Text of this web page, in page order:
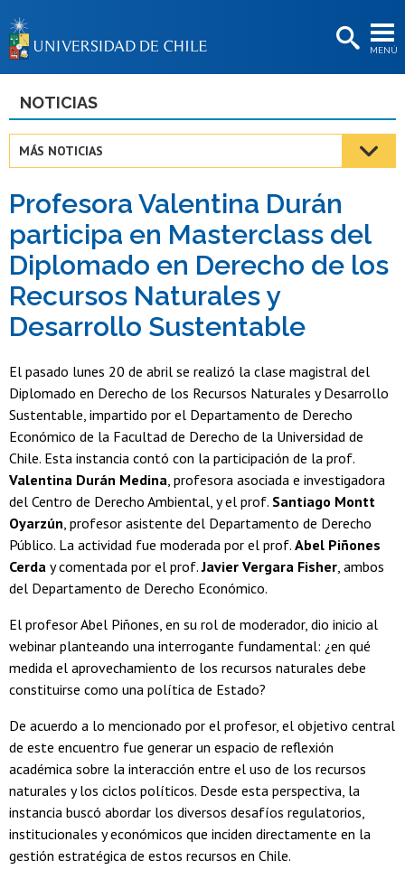
MENÚ
BIBLIOTECAS
Estudiantes
Académicas/os
Funcionarias/os
Egresadas/os
NOTICIAS
MÁS NOTICIAS
Profesora Valentina Durán
participa en Masterclass del
Diplomado en Derecho de los
Recursos Naturales y
Desarrollo Sustentable
El pasado lunes 20 de abril se realizó la clase magistral del
Diplomado en Derecho de los Recursos Naturales y Desarrollo
Sustentable, impartido por el Departamento de Derecho
Económico de la Facultad de Derecho de la Universidad de
Chile. Esta instancia contó con la participación de la prof.
Valentina Durán Medina, profesora asociada e investigadora
del Centro de Derecho Ambiental, y el prof. Santiago Montt
Oyarzún, profesor asistente del Departamento de Derecho
Público. La actividad fue moderada por el prof. Abel Piñones
Cerda y comentada por el prof.Javier Vergara Fisher, ambos
del Departamento de Derecho Económico.
El profesor Abel Piñones, en su rol de moderador, dio inicio al
webinar planteando una interrogante fundamental: ¿en qué
medida el aprovechamiento de los recursos naturales debe
constituirse como una política de Estado?
De acuerdo a lo mencionado por el profesor, el objetivo central
de este encuentro fue generar un espacio de reflexión
académica sobre la interacción entre el uso de los recursos
naturales y los ciclos políticos. Desde esta perspectiva, la
instancia buscó abordar los diversos desafíos regulatorios,
institucionales y económicos que inciden directamente en la
gestión estratégica de estos recursos en Chile.